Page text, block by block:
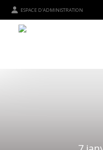
ESPACE D'ADMINISTRATION